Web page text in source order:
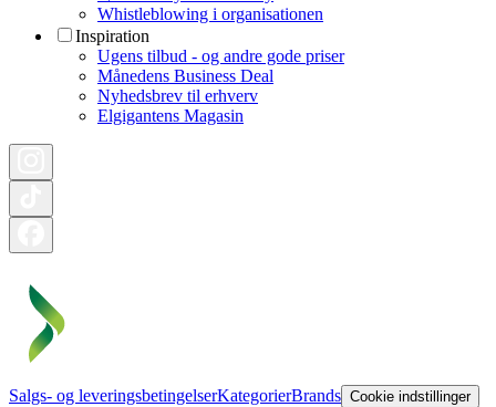
Whistleblowing i organisationen
Inspiration
Ugens tilbud - og andre gode priser
Månedens Business Deal
Nyhedsbrev til erhverv
Elgigantens Magasin
Salgs- og leveringsbetingelserKategorierBrands Cookie indstillinger